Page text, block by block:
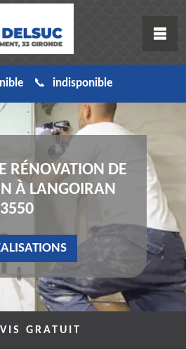
indisponible
RÉNOVATION DE
À LANGOIRAN
GRATUIT